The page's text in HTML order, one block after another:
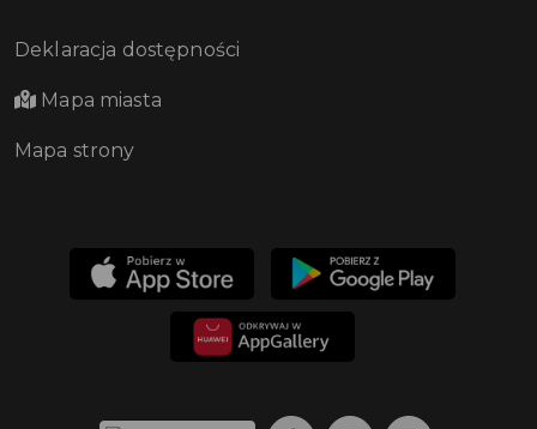
Deklaracja dostępności
Mapa miasta
Mapa strony